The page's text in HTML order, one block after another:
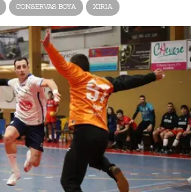
CONSERVAS BOYA XIRIA